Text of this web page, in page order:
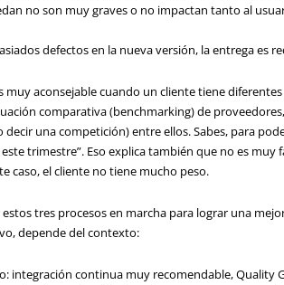
no son muy graves o no impactan tanto al
defectos en la nueva versión, la entrega es
muy aconsejable cuando un cliente tiene
comparativa (benchmarking) de
una competición) entre ellos. Sabes, para
trimestre”. Eso explica también que no es muy
caso, el cliente no tiene mucho peso.
tres procesos en marcha para lograr una
depende del contexto:
integración continua muy recomendable, Quality